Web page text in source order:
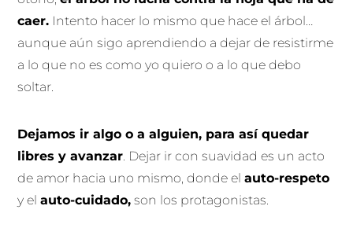
caer. Intento hacer lo mismo que hace el árbol…
aunque aún sigo aprendiendo a dejar de resistirme
a lo que no es como yo quiero o a lo que debo
soltar.
Dejamos ir algo o a alguien, para así quedar
libres y avanzar. Dejar ir con suavidad es un acto
de amor hacia uno mismo, donde elauto-respeto
y elauto-cuidado, son los protagonistas.